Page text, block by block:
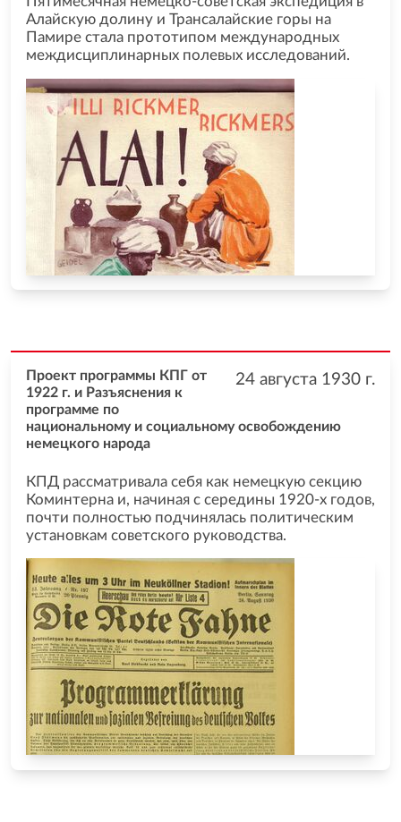
Алайскую долину и Трансалайские горы на
Памире стала прототипом международных
междисциплинарных полевых исследований.
24 августа 1930 г.
Проект программы КПГ от
1922 г. и Разъяснения к
программе по
национальному и социальному освобождению
немецкого народа
КПД рассматривала себя как немецкую секцию
Коминтерна и, начиная с середины 1920-х годов,
почти полностью подчинялась политическим
установкам советского руководства.